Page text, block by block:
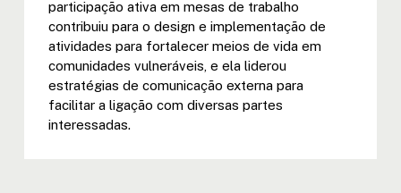
participação ativa em mesas de trabalho
contribuiu para o design e implementação de
atividades para fortalecer meios de vida em
comunidades vulneráveis, e ela liderou
estratégias de comunicação externa para
facilitar a ligação com diversas partes
interessadas.